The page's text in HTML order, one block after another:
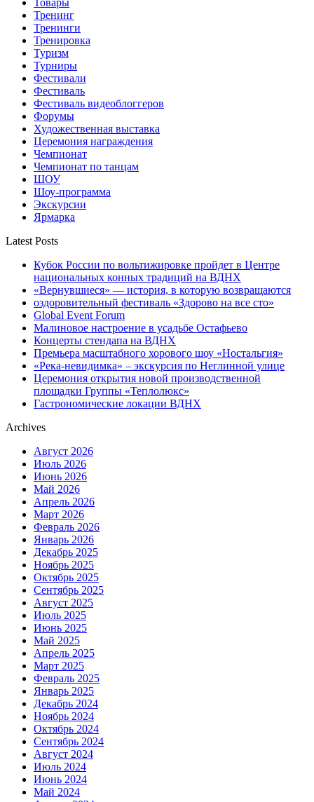
Тренинг
Тренинги
Тренировка
Туризм
Турниры
Фестивали
Фестиваль
Фестиваль видеоблоггеров
Форумы
Художественная выставка
Церемония награждения
Чемпионат
Чемпионат по танцам
ШОУ
Шоу-программа
Экскурсии
Ярмарка
Latest Posts
Кубок России по вольтижировке пройдет в Центре
национальных конных традиций на ВДНХ
«Вернувшиеся» — история, в которую возвращаются
оздоровительный фестиваль «Здорово на все сто»
Global Event Forum
Малиновое настроение в усадьбе Остафьево
Концерты стендапа на ВДНХ
Премьера масштабного хорового шоу «Ностальгия»
«Река-невидимка» – экскурсия по Неглинной улице
Церемония открытия новой производственной
площадки Группы «Теплолюкс»
Гастрономические локации ВДНХ
Archives
Август 2026
Июль 2026
Июнь 2026
Май 2026
Апрель 2026
Март 2026
Февраль 2026
Январь 2026
Декабрь 2025
Ноябрь 2025
Октябрь 2025
Сентябрь 2025
Август 2025
Июль 2025
Июнь 2025
Май 2025
Апрель 2025
Март 2025
Февраль 2025
Январь 2025
Декабрь 2024
Ноябрь 2024
Октябрь 2024
Сентябрь 2024
Август 2024
Июль 2024
Июнь 2024
Май 2024